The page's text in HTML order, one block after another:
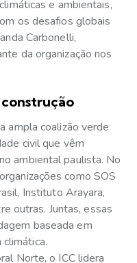
e ambientais,
os desafios globais
Carbonelli,
da organização nos
ampla coalizão verde
civil que vêm
ambiental paulista. No
como SOS
Instituto Arayara,
outras. Juntas, essas
baseada em
Norte, o ICC lidera